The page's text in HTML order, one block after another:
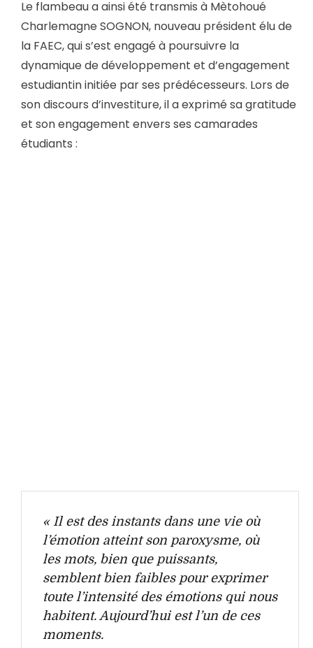
Le flambeau a ainsi été transmis à Mètohoué
Charlemagne SOGNON, nouveau président élu de
la FAEC, qui s’est engagé à poursuivre la
dynamique de développement et d’engagement
estudiantin initiée par ses prédécesseurs. Lors de
son discours d’investiture, il a exprimé sa gratitude
et son engagement envers ses camarades
étudiants :
« Il est des instants dans une vie où
l’émotion atteint son paroxysme, où
les mots, bien que puissants,
semblent bien faibles pour exprimer
toute l’intensité des émotions qui nous
habitent. Aujourd’hui est l’un de ces
moments.